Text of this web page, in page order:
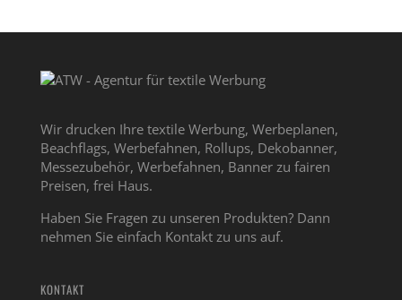
Wir drucken Ihre textile Werbung, Werbeplanen,
Beachflags, Werbefahnen, Rollups, Dekobanner,
Messezubehör, Werbefahnen, Banner zu fairen
Preisen, frei Haus.
Haben Sie Fragen zu unseren Produkten? Dann
nehmen Sie einfach Kontakt zu uns auf.
KONTAKT